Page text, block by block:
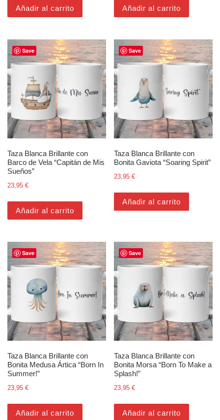
Añadir al carrito Añadir al carrito
Save
Taza Blanca Brillante con
Barco de Vela “Capitán de Mis
Sueños”
23,95 €
Añadir al carrito
Save
Taza Blanca Brillante con
Bonita Gaviota “Soaring Spirit”
23,95€
Añadir al carrito
Save
Taza Blanca Brillante con
Bonita Medusa Ártica “Born In
Summer!”
23,95 €
Añadir al carrito
Save
Taza Blanca Brillante con
Bonita Morsa “Born To Make a
Splash!”
23,95€
Añadir al carrito